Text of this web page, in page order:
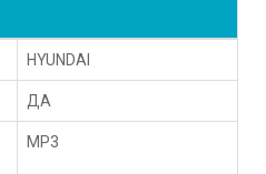
HYUNDAI
ДА
MP3